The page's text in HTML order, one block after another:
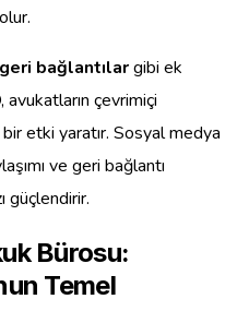
geri bağlantılargibi ek
çevrimiçi
etki yaratır. Sosyal medya
ve geri bağlantı
güçlendirir.
Bürosu:
Temel